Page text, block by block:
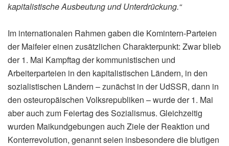
kapitalistische Ausbeutung und Unterdrückung.“
Im internationalen Rahmen gaben die Komintern-Parteien
der Maifeier einen zusätzlichen Charakterpunkt: Zwar blieb
der 1. Mai Kampftag der kommunistischen und
Arbeiterparteien in den kapitalistischen Ländern, in den
sozialistischen Ländern – zunächst in der UdSSR, dann in
den osteuropäischen Volksrepubliken – wurde der 1. Mai
aber auch zum Feiertag des Sozialismus. Gleichzeitig
wurden Maikundgebungen auch Ziele der Reaktion und
Konterrevolution, genannt seien insbesondere die blutigen